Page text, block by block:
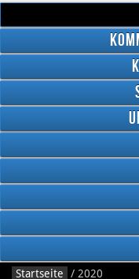
Startseite / 2020